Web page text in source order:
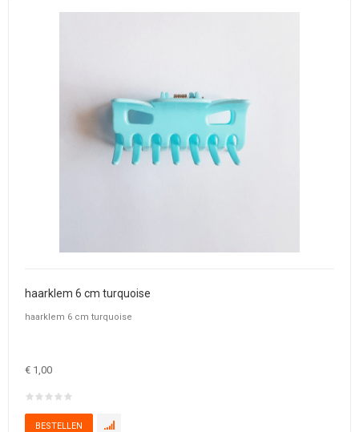
haarklem 6 cm turquoise
haarklem 6 cm turquoise
€ 1,00